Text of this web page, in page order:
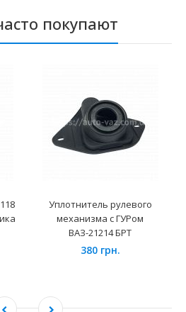
покупают
Уплотнитель рулевого
механизма с ГУРом
ВАЗ-21214 БРТ
380 грн.